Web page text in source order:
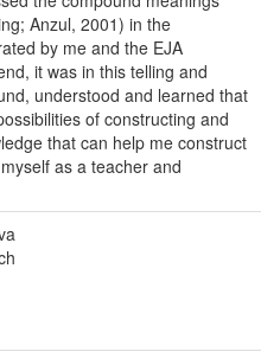
Anzul, 2001) in the
by me and the EJA
it was in this telling and
understood and learned that
of constructing and
that can help me construct
as a teacher and